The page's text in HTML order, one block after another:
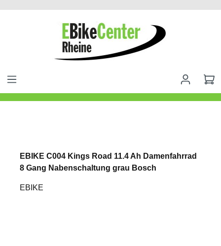
springen
EBIKE C004 Kings Road 11.4 Ah Damenfahrrad
8 Gang Nabenschaltung grau Bosch
EBIKE